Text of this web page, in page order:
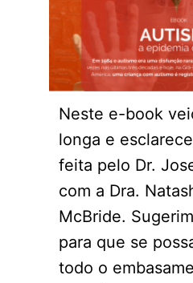
Neste e-book
longa e
feita pelo Dr.
com a Dra.
McBride.
para que se
todo o